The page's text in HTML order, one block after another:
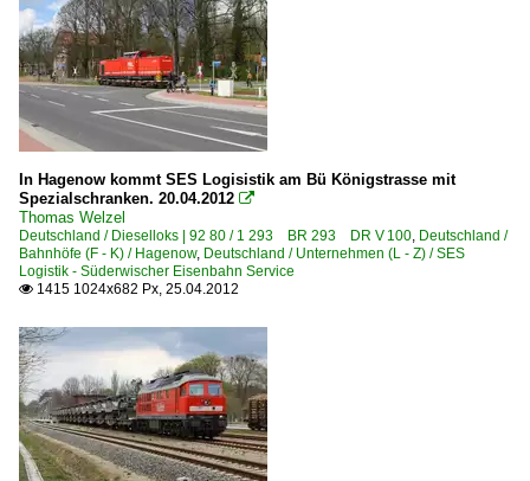
In Hagenow kommt SES Logisistik am Bü Königstrasse mit
Spezialschranken. 20.04.2012 
Thomas Welzel
Deutschland / Dieselloks | 92 80 / 1 293 BR 293 DR V 100, Deutschland /
Bahnhöfe (F - K) / Hagenow, Deutschland / Unternehmen (L - Z) / SES
Logistik - Süderwischer Eisenbahn Service
 1415 1024x682 Px, 25.04.2012